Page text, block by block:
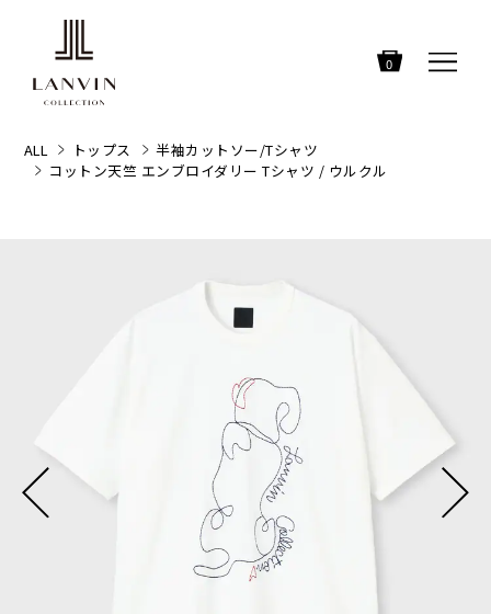
0
ALL トップス
半袖カットソー/Tシャツ
コットン天竺 エンブロイダリー Tシャツ / ウルクル